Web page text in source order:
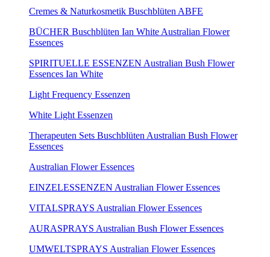
Cremes & Naturkosmetik Buschblüten ABFE
BÜCHER Buschblüten Ian White Australian Flower
Essences
SPIRITUELLE ESSENZEN Australian Bush Flower
Essences Ian White
Light Frequency Essenzen
White Light Essenzen
Therapeuten Sets Buschblüten Australian Bush Flower
Essences
Australian Flower Essences
EINZELESSENZEN Australian Flower Essences
VITALSPRAYS Australian Flower Essences
AURASPRAYS Australian Bush Flower Essences
UMWELTSPRAYS Australian Flower Essences